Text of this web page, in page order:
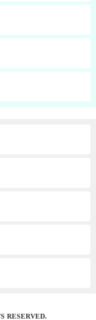
RESERVED.